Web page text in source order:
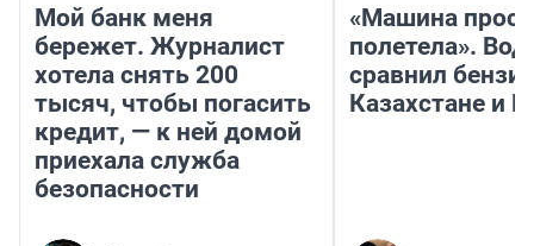
Мой банк меня
бережет. Журналист
хотела снять 200
тысяч, чтобы погасить
кредит, — к ней домой
приехала служба
безопасности
«Машина
полетела».
сравнил
Казахстане и